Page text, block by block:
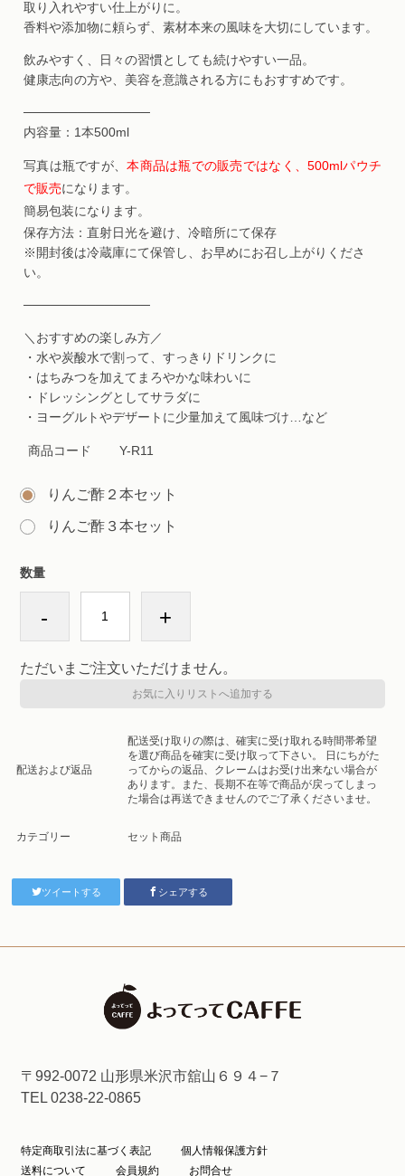
取り入れやすい仕上がりに。
香料や添加物に頼らず、素材本来の風味を大切にしています。
飲みやすく、日々の習慣としても続けやすい一品。
健康志向の方や、美容を意識される方にもおすすめです。
──────────────
内容量：1本500ml
写真は瓶ですが、本商品は瓶での販売ではなく、500mlパウチ
で販売になります。
簡易包装になります。
保存方法：直射日光を避け、冷暗所にて保存
※開封後は冷蔵庫にて保管し、お早めにお召し上がりくださ
い。
──────────────
＼おすすめの楽しみ方／
・水や炭酸水で割って、すっきりドリンクに
・はちみつを加えてまろやかな味わいに
・ドレッシングとしてサラダに
・ヨーグルトやデザートに少量加えて風味づけ…など
商品コード Y-R11
りんご酢２本セット
りんご酢３本セット
数量
- +
ただいまご注文いただけません。
お気に入りリストへ追加する
配送および返品
配送受け取りの際は、確実に受け取れる時間帯希望
を選び商品を確実に受け取って下さい。 日にちがた
ってからの返品、クレームはお受け出来ない場合が
あります。また、長期不在等で商品が戻ってしまっ
た場合は再送できませんのでご了承くださいませ。
カテゴリー セット商品
ツイートする シェアする
〒992-0072 山形県米沢市舘山６９４−７
TEL 0238-22-0865
特定商取引法に基づく表記
個人情報保護方針
送料について
会員規約 お問合せ